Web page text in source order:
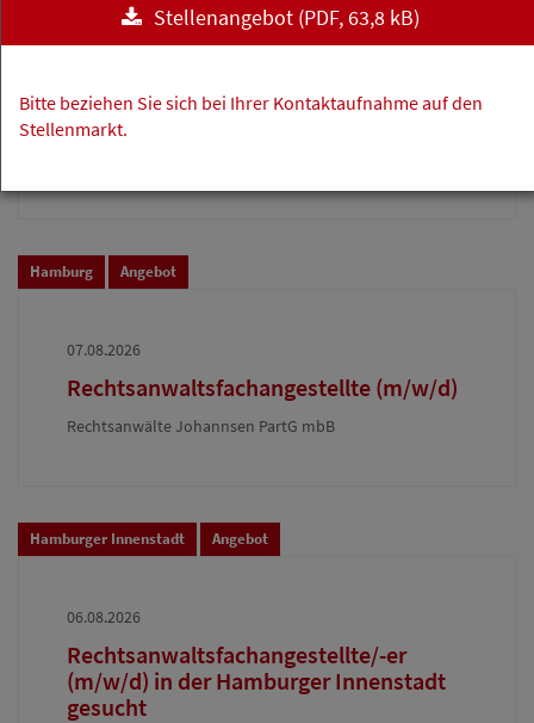
Rechtsanwalt (m/w/d) im Bereich
Verkehrsrecht
Hamburg Angebot
07.08.2026
Rechtsanwaltsfachangestellte (m/w/d)
Rechtsanwälte Johannsen PartG mbB
Hamburger Innenstadt Angebot
06.08.2026
Rechtsanwaltsfachangestellte/-er
(m/w/d) in der Hamburger Innenstadt
gesucht
Stellenangebot (PDF, 63,8 kB)
Bitte beziehen Sie sich bei Ihrer Kontaktaufnahme auf den
Stellenmarkt.